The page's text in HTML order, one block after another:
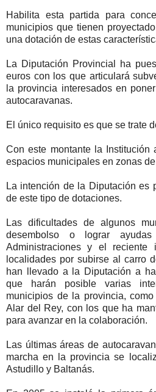
Habilita esta partida para
municipios que tienen
una dotación de estas
La Diputación Provincial ha
euros con los que articulará
la provincia interesados en
autocaravanas.
El único requisito es que se trate
Con este montante la Institución
espacios municipales en zonas
La intención de la Diputación es
de este tipo de dotaciones.
Las dificultades de algunos
desembolso o lograr
Administraciones y el reciente
localidades por subirse al carro
han llevado a la Diputación a
que harán posible varias
municipios de la provincia,
Alar del Rey, con los que ha
para avanzar en la colaboración.
Las últimas áreas de
marcha en la provincia se
Astudillo y Baltanás.